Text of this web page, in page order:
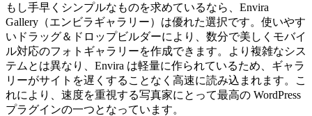
もし手早くシンプルなものを求めているなら、Envira
Gallery（エンビラギャラリー）は優れた選択です。使いやす
いドラッグ＆ドロップビルダーにより、数分で美しくモバイ
ル対応のフォトギャラリーを作成できます。より複雑なシス
テムとは異なり、Envira は軽量に作られているため、ギャラ
リーがサイトを遅くすることなく高速に読み込まれます。こ
れにより、速度を重視する写真家にとって最高の WordPress
プラグインの一つとなっています。